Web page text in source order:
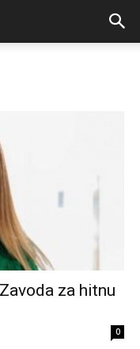
za hitnu
0